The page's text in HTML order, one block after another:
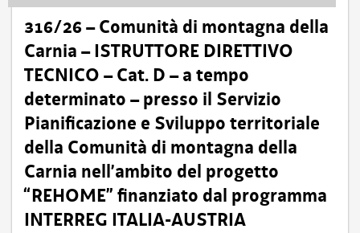
316/26 – Comunità di montagna della
Carnia – ISTRUTTORE DIRETTIVO
TECNICO – Cat. D – a tempo
determinato – presso il Servizio
Pianificazione e Sviluppo territoriale
della Comunità di montagna della
Carnia nell’ambito del progetto
“REHOME” finanziato dal programma
INTERREG ITALIA-AUSTRIA